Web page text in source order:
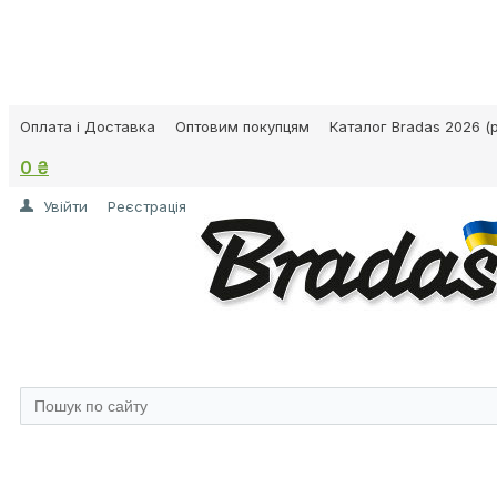
Оплата і Доставка Оптовим покупцям Каталог Bradas 2026
0 ₴
Увійти Реєстрація